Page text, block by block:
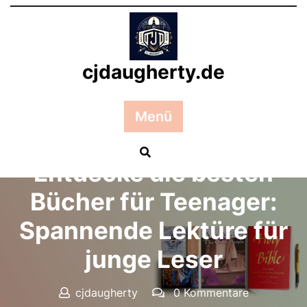
Zum
cjdaugherty.de
Menü
Entdecke die besten
Bücher für Teenager:
Spannende Lektüre für
junge Leser
cjdaugherty
0 Kommentare